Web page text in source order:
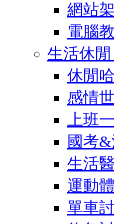
網站
電腦
生活休閒
休閒
感情
上班
國考
生活
運動
單車